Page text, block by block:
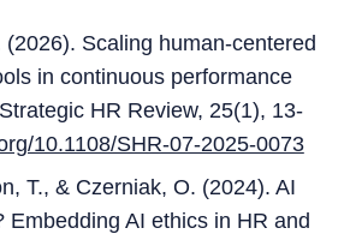
Scaling human-centered
in continuous performance
HR Review, 25(1), 13-
10.1108/SHR-07-2025-0073
T., & Czerniak, O. (2024). AI
Embedding AI ethics in HR and